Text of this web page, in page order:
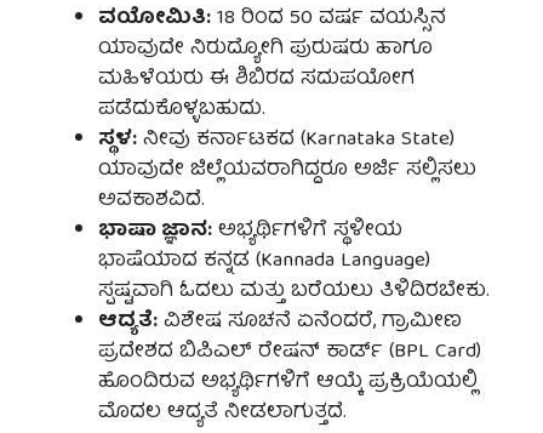
ವಯೋಮಿತಿ:18 ರಿಂದ 50 ವರ್ಷ ವಯಸ್ಸಿನ
ಯಾವುದೇ ನಿರುದ್ಯೋಗಿ ಪುರುಷರು ಹಾಗೂ
ಮಹಿಳೆಯರು ಈ ಶಿಬಿರದ ಸದುಪಯೋಗ
ಪಡೆದುಕೊಳ್ಳಬಹುದು.
ಸ್ಥಳ:ನೀವು ಕರ್ನಾಟಕದ (Karnataka State)
ಯಾವುದೇ ಜಿಲ್ಲೆಯವರಾಗಿದ್ದರೂ ಅರ್ಜಿ ಸಲ್ಲಿಸಲು
ಅವಕಾಶವಿದೆ.
ಭಾಷಾ ಜ್ಞಾನ:ಅಭ್ಯರ್ಥಿಗಳಿಗೆ ಸ್ಥಳೀಯ
ಭಾಷೆಯಾದ ಕನ್ನಡ (Kannada Language)
ಸ್ಪಷ್ಟವಾಗಿ ಓದಲು ಮತ್ತು ಬರೆಯಲು ತಿಳಿದಿರಬೇಕು.
ಆದ್ಯತೆ:ವಿಶೇಷ ಸೂಚನೆ ಏನೆಂದರೆ, ಗ್ರಾಮೀಣ
ಪ್ರದೇಶದ ಬಿಪಿಎಲ್ ರೇಷನ್ ಕಾರ್ಡ್ (BPL Card)
ಹೊಂದಿರುವ ಅಭ್ಯರ್ಥಿಗಳಿಗೆ ಆಯ್ಕೆ ಪ್ರಕ್ರಿಯೆಯಲ್ಲಿ
ಮೊದಲ ಆದ್ಯತೆ ನೀಡಲಾಗುತ್ತದೆ.